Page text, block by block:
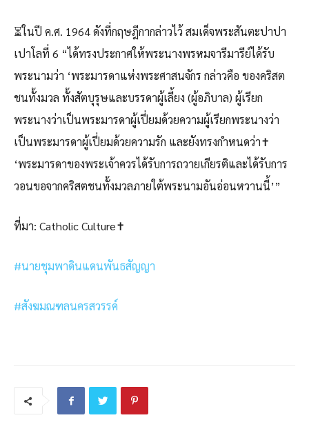
⏳ในปี ค.ศ. 1964 ดังที่กฤษฎีกากล่าวไว้ สมเด็จพระสันตะปาปา
เปาโลที่ 6 “ได้ทรงประกาศให้พระนางพรหมจารีมารีย์ได้รับ
พระนามว่า ‘พระมารดาแห่งพระศาสนจักร กล่าวคือ ของคริสต
ชนทั้งมวล ทั้งสัตบุรุษและบรรดาผู้เลี้ยง (ผู้อภิบาล) ผู้เรียก
พระนางว่าเป็นพระมารดาผู้เปี่ยมด้วยความผู้เรียกพระนางว่า
เป็นพระมารดาผู้เปี่ยมด้วยความรัก และยังทรงกำหนดว่า✝️
‘พระมารดาของพระเจ้าควรได้รับการถวายเกียรติและได้รับการ
วอนขอจากคริสตชนทั้งมวลภายใต้พระนามอันอ่อนหวานนี้’”
ที่มา: Catholic Culture✝️
#นายชุมพาดินแดนพันธสัญญา
#สังฆมณฑลนครสวรรค์